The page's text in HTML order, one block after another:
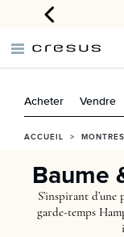
2 ans
Acheter Vendre
ACCUEIL > MONTRES
Baume
S’inspirant
garde-temps